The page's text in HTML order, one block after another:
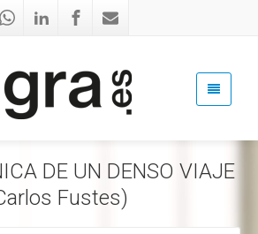
DE UN DENSO VIAJE
Fustes)